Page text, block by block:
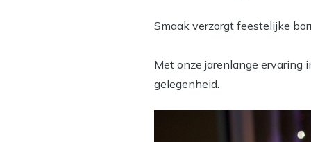
Smaak verzorgt feestelijke
Met onze jarenlange
gelegenheid.